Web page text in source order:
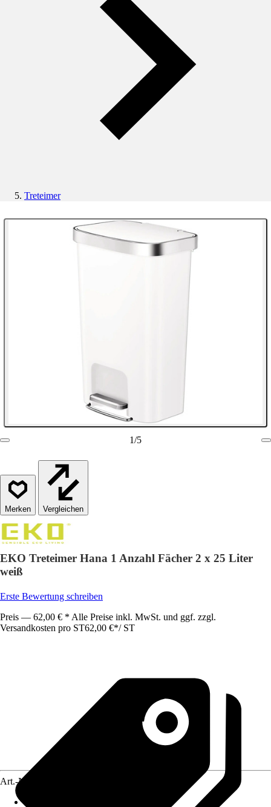
Treteimer
1/5
Vergleichen
EKO Treteimer Hana 1 Anzahl Fächer 2 x 25 Liter
weiß
Erste Bewertung schreiben
Preis — 62,00 € * Alle Preise inkl. MwSt. und ggf. zzgl.
Versandkosten pro ST62,00 €*/ ST
Art.-Nr.